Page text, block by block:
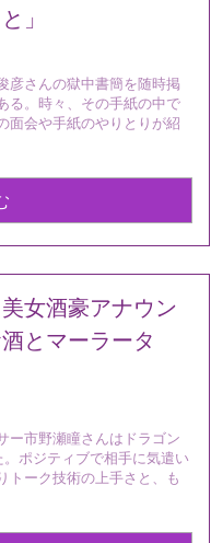
」
彦さんの獄中書簡を随時掲
る。時々、その手紙の中で
面会や手紙のやりとりが紹
女酒豪アナウン
とマーラータ
ー市野瀬瞳さんはドラゴン
ポジティブで相手に気遣い
トーク技術の上手さと、も